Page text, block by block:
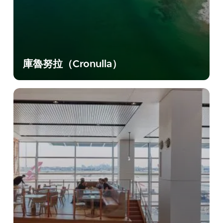
庫魯努拉（Cronulla）